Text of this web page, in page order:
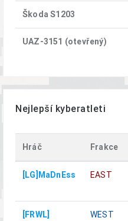
Škoda S1203
UAZ-3151 (otevřený)
Nejlepší kyberatleti
Hráč Frakce
[LG]MaDnEss EAST
[FRWL]
WEST